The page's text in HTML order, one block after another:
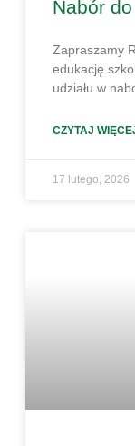
Nabór
Zapraszamy
edukację
udziału w
CZYTAJ
17 lutego, 2026